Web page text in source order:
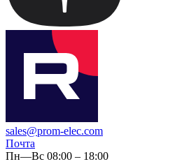
sales@prom-elec.com
Почта
Пн—Вс 08:00 – 18:00